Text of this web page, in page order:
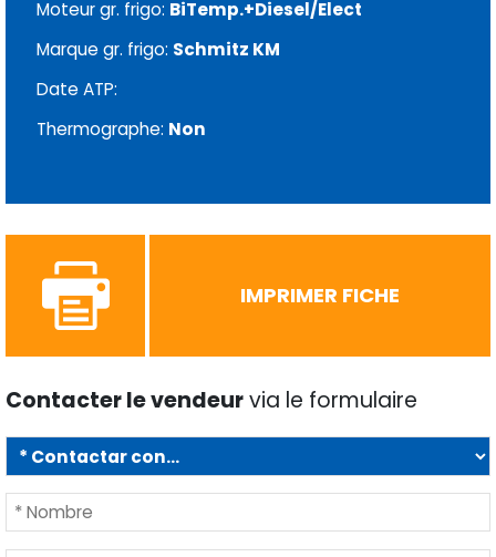
Moteur gr. frigo: BiTemp.+Diesel/Elect
Marque gr. frigo: Schmitz KM
Date ATP:
Thermographe: Non
IMPRIMER FICHE
Contacter le vendeurvia le formulaire